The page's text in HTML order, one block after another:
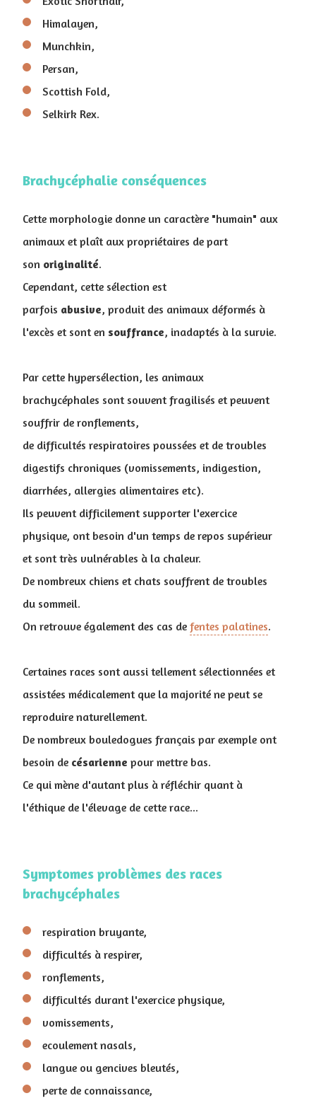
Himalayen,
Munchkin,
Persan,
Scottish Fold,
Selkirk Rex.
Brachycéphalie conséquences
Cette morphologie donne un caractère "humain" aux
animaux et plaît aux propriétaires de part
son originalité.
Cependant, cette sélection est
parfois abusive, produit des animaux déformés à
l'excès et sont en souffrance, inadaptés à la survie.
Par cette hypersélection, les animaux
brachycéphales sont souvent fragilisés et peuvent
souffrir de ronflements,
de difficultés respiratoires poussées et de troubles
digestifs chroniques (vomissements, indigestion,
diarrhées, allergies alimentaires etc).
Ils peuvent difficilement supporter l'exercice
physique, ont besoin d'un temps de repos supérieur
et sont très vulnérables à la chaleur.
De nombreux chiens et chats souffrent de troubles
du sommeil.
On retrouve également des cas de fentes palatines.
Certaines races sont aussi tellement sélectionnées et
assistées médicalement que la majorité ne peut se
reproduire naturellement.
De nombreux bouledogues français par exemple ont
besoin de césarienne pour mettre bas.
Ce qui mène d'autant plus à réfléchir quant à
l'éthique de l'élevage de cette race...
Symptomes problèmes des races
brachycéphales
respiration bruyante,
difficultés à respirer,
ronflements,
difficultés durant l'exercice physique,
vomissements,
ecoulement nasals,
langue ou gencives bleutés,
perte de connaissance,